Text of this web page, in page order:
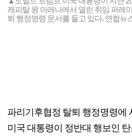
캐피탈 원 아레나에서 열린 취임 퍼레
퇴 행정명령 문서를 들고 있다. 연합뉴
파리기후협정 탈퇴 행정명령에
미국 대통령이 정반대 행보인